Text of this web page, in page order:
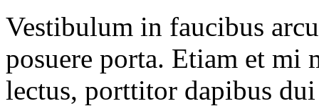
Vestibulum in faucibus
posuere porta. Etiam et mi
lectus, porttitor dapibus